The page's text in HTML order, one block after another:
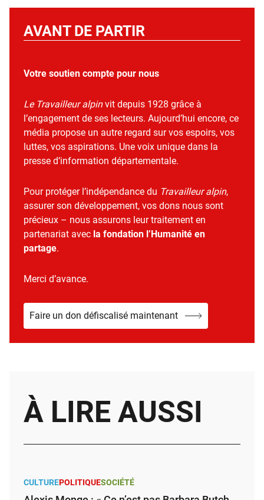
AVANT DE PARTIR
Votre soutien compte pour nous
Le Travailleur alpinvit depuis 1928 grâce à
l’engagement de ses lecteurs. Aujourd’hui encore, ce
média propose un autre regard sur vos espoirs, vos
luttes, vos aspirations. Une voix unique dans la
presse d’information départementale.
Pour protéger l’indépendance du Travailleur alpin,
assurer son développement, vos dons nous sont
précieux – nous assurons leur traitement en
partenariat avec la fondation l’Humanité en
partage.
Merci d’avance.
Faire un don défiscalisé maintenant
À LIRE AUSSI
CULTUREPOLITIQUESOCIÉTÉ